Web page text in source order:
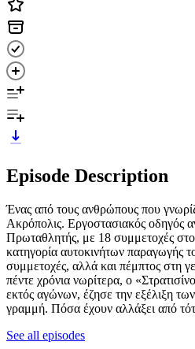
Episode Description
Ένας από τους ανθρώπους που
Ακρόπολις. Εργοστασιακός οδηγός
Πρωταθλητής, με 18 συμμετοχές στο
κατηγορία αυτοκινήτων παραγωγής
συμμετοχές, αλλά και πέμπτος στη
πέντε χρόνια νωρίτερα, ο
εκτός αγώνων, έζησε την εξέλιξη
γραμμή. Πόσα έχουν αλλάξει από
See all episodes